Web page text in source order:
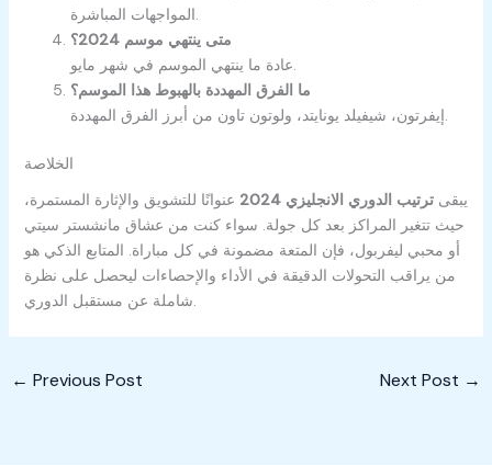
المواجهات المباشرة.
متى ينتهي موسم 2024؟
عادة ما ينتهي الموسم في شهر مايو.
ما الفرق المهددة بالهبوط هذا الموسم؟
إيفرتون، شيفيلد يونايتد، ولوتون تاون من أبرز الفرق المهددة.
الخلاصة
يبقىترتيب الدوري الانجليزي 2024
عنوانًا للتشويق والإثارة المستمرة،
حيث تتغير المراكز بعد كل جولة. سواء كنت من عشاق مانشستر سيتي
أو محبي ليفربول، فإن المتعة مضمونة في كل مباراة. المتابع الذكي هو
من يراقب التحولات الدقيقة في الأداء والإحصاءات ليحصل على نظرة
شاملة عن مستقبل الدوري.
← Previous Post Next Post →